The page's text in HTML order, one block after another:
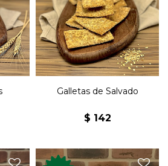
Galletas premium de
salvado.
Galletas de Salvado
$ 142